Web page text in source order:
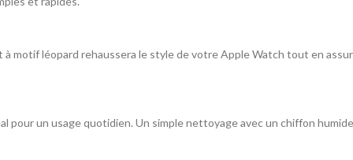
motif léopard rehaussera le style de votre Apple Watch tout en
pour un usage quotidien. Un simple nettoyage avec un chiffon